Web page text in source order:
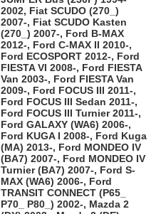
2002, Fiat SCUDO (270_)
2007-, Fiat SCUDO Kasten
(270_) 2007-, Ford B-MAX
2012-, Ford C-MAX II 2010-,
Ford ECOSPORT 2012-, Ford
FIESTA VI 2008-, Ford FIESTA
Van 2003-, Ford FIESTA Van
2009-, Ford FOCUS III 2011-,
Ford FOCUS III Sedan 2011-,
Ford FOCUS III Turnier 2011-,
Ford GALAXY (WA6) 2006-,
Ford KUGA I 2008-, Ford Kuga
(MA) 2013-, Ford MONDEO IV
(BA7) 2007-, Ford MONDEO IV
Turnier (BA7) 2007-, Ford S-
MAX (WA6) 2006-, Ford
TRANSIT CONNECT (P65_
P70_ P80_) 2002-, Mazda 2